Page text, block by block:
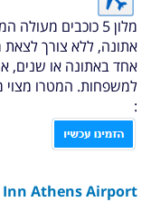
מלון 5 כוכבים
אתונה, ללא צורך לצאת
אחד באתונה או שנים,
למשפחות. המטרו מצוי
:
Inn Athens Airport